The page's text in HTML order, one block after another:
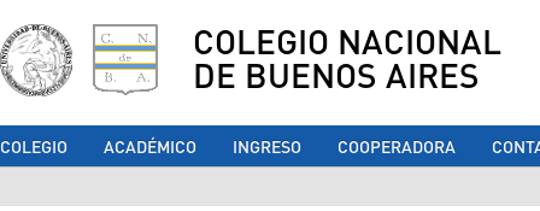
COLEGIO NACIONAL
DE BUENOS AIRES
COLEGIO ACADÉMICO INGRESO COOPERADORA